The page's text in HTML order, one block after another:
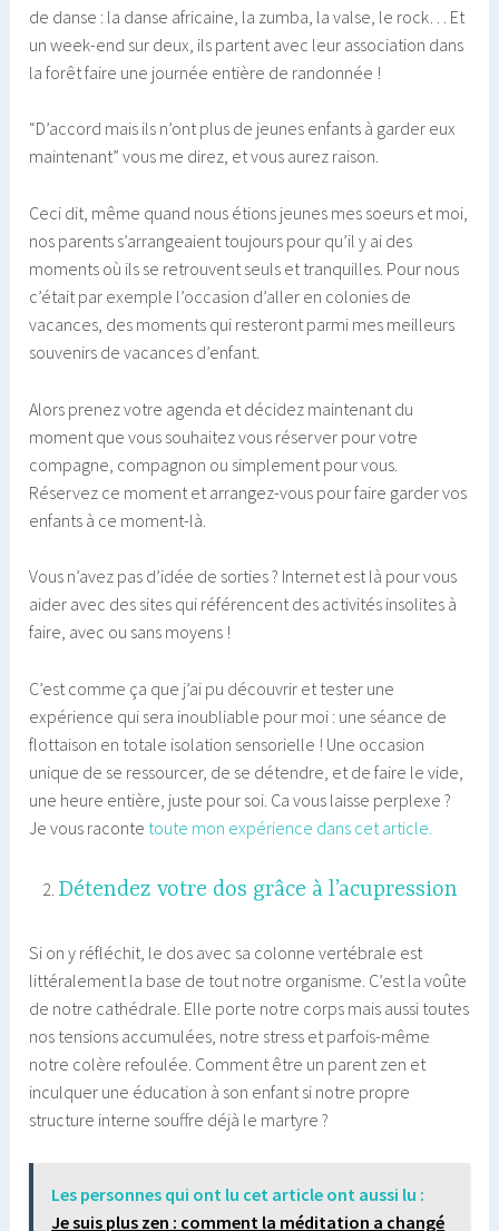
de danse : la danse africaine, la zumba, la valse, le rock… Et
un week-end sur deux, ils partent avec leur association dans
la forêt faire une journée entière de randonnée !
“D’accord mais ils n’ont plus de jeunes enfants à garder eux
maintenant” vous me direz, et vous aurez raison.
Ceci dit, même quand nous étions jeunes mes soeurs et moi,
nos parents s’arrangeaient toujours pour qu’il y ai des
moments où ils se retrouvent seuls et tranquilles. Pour nous
c’était par exemple l’occasion d’aller en colonies de
vacances, des moments qui resteront parmi mes meilleurs
souvenirs de vacances d’enfant.
Alors prenez votre agenda et décidez maintenant du
moment que vous souhaitez vous réserver pour votre
compagne, compagnon ou simplement pour vous.
Réservez ce moment et arrangez-vous pour faire garder vos
enfants à ce moment-là.
Vous n’avez pas d’idée de sorties ? Internet est là pour vous
aider avec des sites qui référencent des activités insolites à
faire, avec ou sans moyens !
C’est comme ça que j’ai pu découvrir et tester une
expérience qui sera inoubliable pour moi : une séance de
flottaison en totale isolation sensorielle ! Une occasion
unique de se ressourcer, de se détendre, et de faire le vide,
une heure entière, juste pour soi. Ca vous laisse perplexe ?
Je vous raconte toute mon expérience dans cet article.
Détendez votre dos grâce à l’acupression
Si on y réfléchit, le dos avec sa colonne vertébrale est
littéralement la base de tout notre organisme. C’est la voûte
de notre cathédrale. Elle porte notre corps mais aussi toutes
nos tensions accumulées, notre stress et parfois-même
notre colère refoulée. Comment être un parent zen et
inculquer une éducation à son enfant si notre propre
structure interne souffre déjà le martyre ?
Les personnes qui ont lu cet article ont aussi lu :
Je suis plus zen : comment la méditation a changé